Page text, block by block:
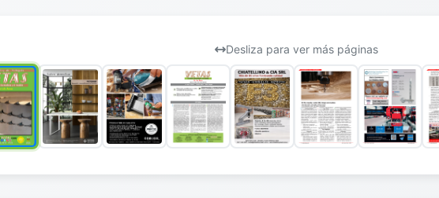
Desliza para ver más páginas